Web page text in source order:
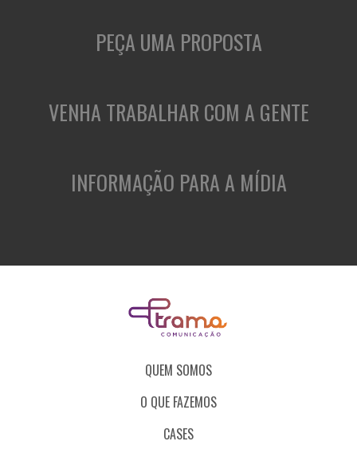
PEÇA UMA PROPOSTA
VENHA TRABALHAR COM A GENTE
INFORMAÇÃO PARA A MÍDIA
QUEM SOMOS
O QUE FAZEMOS
CASES